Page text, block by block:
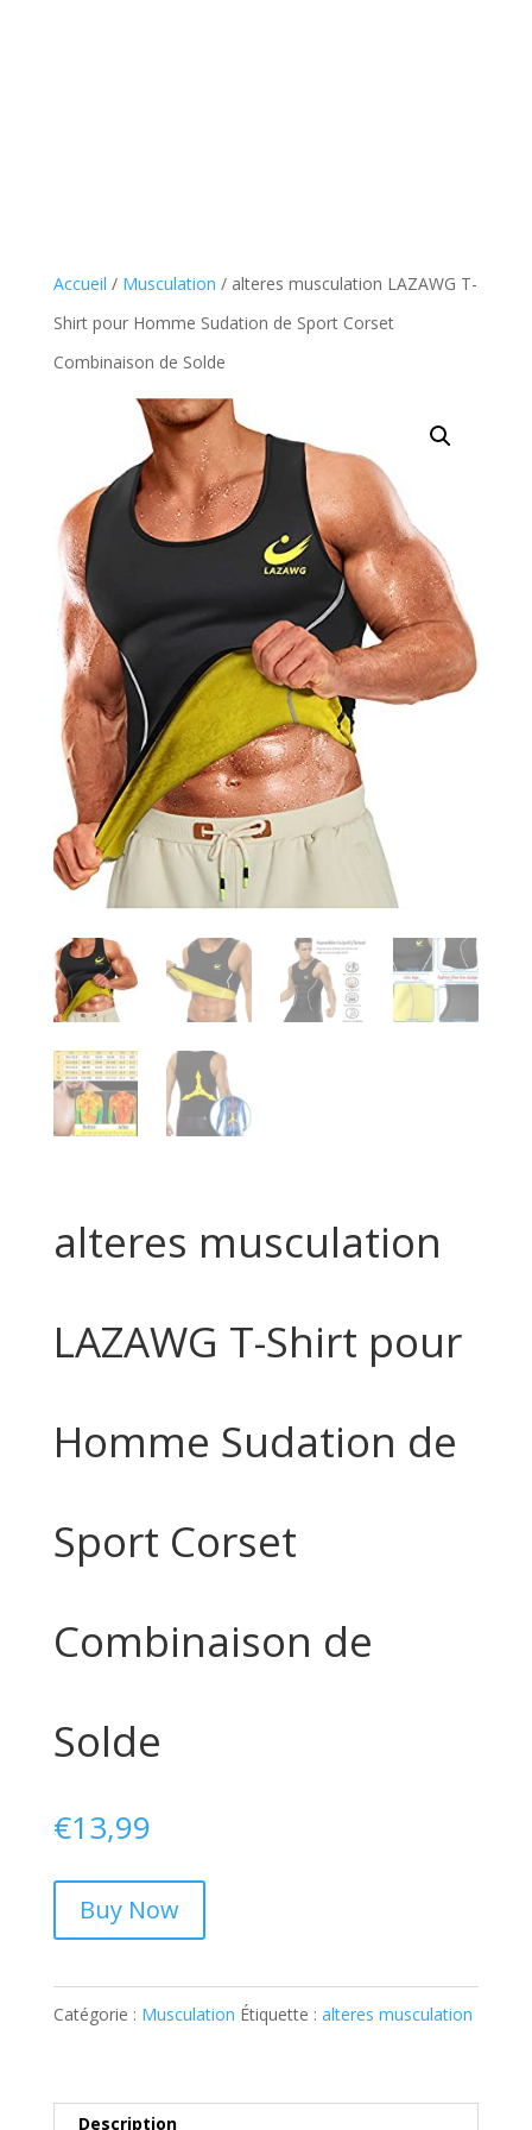
Accueil / Musculation / alteres musculation LAZAWG T-
Shirt pour Homme Sudation de Sport Corset
Combinaison de Solde
alteres musculation
LAZAWG T-Shirt pour
Homme Sudation de
Sport Corset
Combinaison de
Solde
€13,99
Buy Now
Catégorie : Musculation Étiquette : alteres musculation
Description